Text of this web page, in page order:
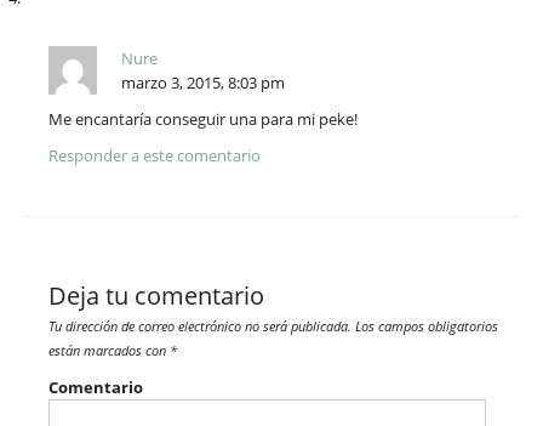
Nure
marzo 3, 2015, 8:03 pm
Me encantaría conseguir una para mi peke!
Responder a este comentario
Deja tu comentario
Tu dirección de correo electrónico no será publicada. Los campos obligatorios
están marcados con *
Comentario